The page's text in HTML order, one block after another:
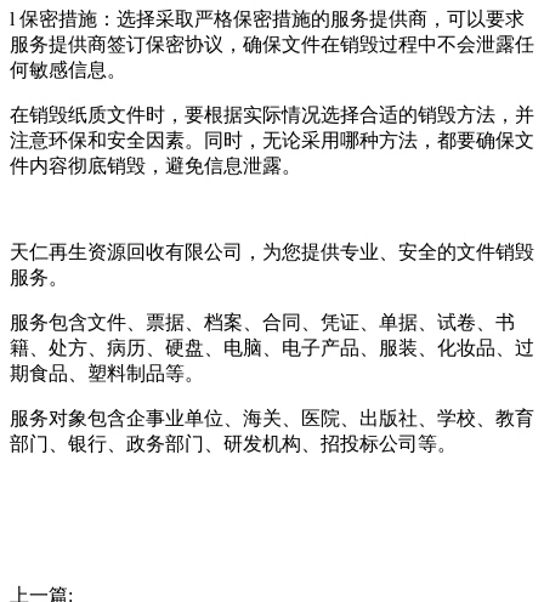
l 保密措施：选择采取严格保密措施的服务提供商，可以要求
服务提供商签订保密协议，确保文件在销毁过程中不会泄露任
何敏感信息。
在销毁纸质文件时，要根据实际情况选择合适的销毁方法，并
注意环保和安全因素。同时，无论采用哪种方法，都要确保文
件内容彻底销毁，避免信息泄露。
天仁再生资源回收有限公司，为您提供专业、安全的文件销毁
服务。
服务包含文件、票据、档案、合同、凭证、单据、试卷、书
籍、处方、病历、硬盘、电脑、电子产品、服装、化妆品、过
期食品、塑料制品等。
服务对象包含企事业单位、海关、医院、出版社、学校、教育
部门、银行、政务部门、研发机构、招投标公司等。
上一篇: